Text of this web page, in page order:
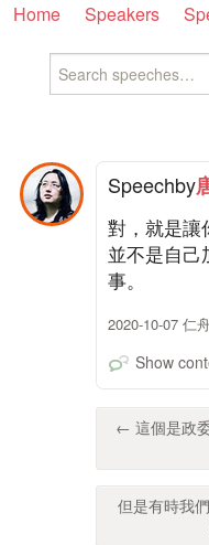
Home Speakers
Speechby
對，就是讓
並不是自己
事。
2020-10-07 仁
Show
← 這個是政
但是有時我